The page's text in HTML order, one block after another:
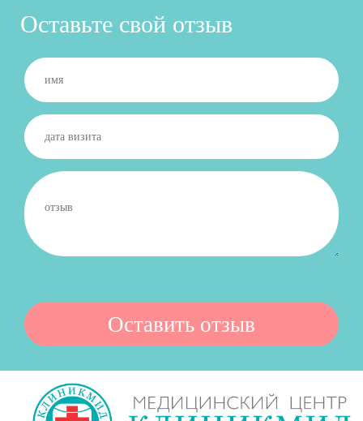
Оставьте свой отзыв